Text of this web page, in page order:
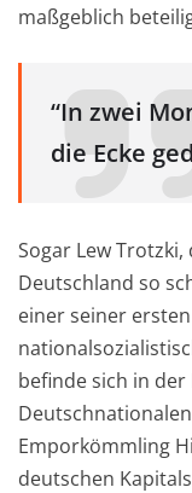
maßgeblich
“In zwei
die Ecke
Sogar Lew
Deutschland so
einer seiner
befinde sich in
Emporkömmling
deutschen